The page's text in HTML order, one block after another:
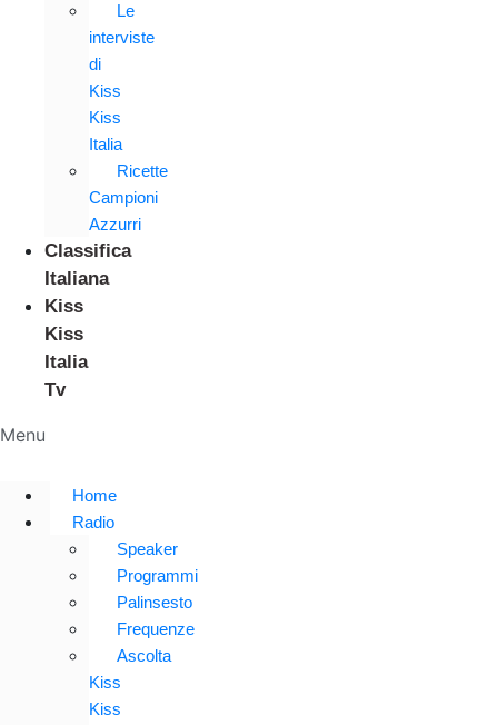
Le
interviste
di
Kiss
Kiss
Italia
Ricette
Campioni
Azzurri
Classifica
Italiana
Kiss
Kiss
Italia
Tv
Menu
Home
Radio
Speaker
Programmi
Palinsesto
Frequenze
Ascolta
Kiss
Kiss